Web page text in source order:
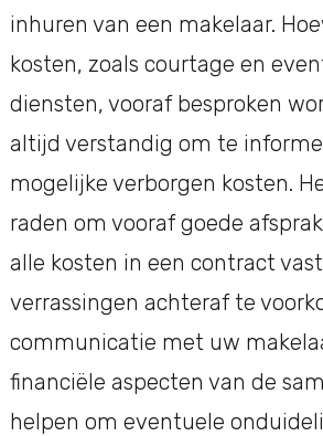
inhuren van een makelaar.
kosten, zoals courtage en
diensten, vooraf besproken
altijd verstandig om te
mogelijke verborgen kosten.
raden om vooraf goede
alle kosten in een contract
verrassingen achteraf te
communicatie met uw
financiële aspecten van de
helpen om eventuele